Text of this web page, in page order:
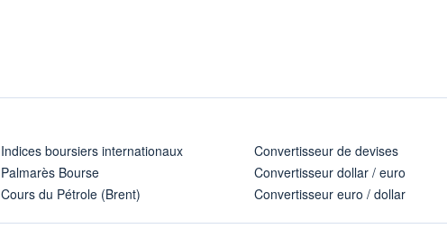
Indices boursiers internationaux
Palmarès Bourse
Cours du Pétrole (Brent)
Convertisseur de devises
Convertisseur dollar / euro
Convertisseur euro / dollar